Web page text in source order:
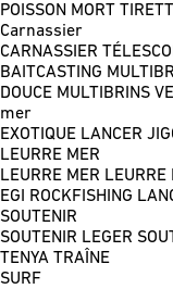
POISSON MORT
Carnassier
CARNASSIER
BAITCASTING
DOUCE MULTIBRINS
mer
EXOTIQUE LANCER
LEURRE MER
LEURRE MER LEURRE
EGI
ROCKFISHING
SOUTENIR
SOUTENIR LEGER
TENYA TRAÎNE
SURF